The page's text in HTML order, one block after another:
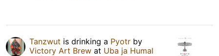
Tanzwut is drinking a Pyotr by
Victory Art Brew at Uba ja Humal